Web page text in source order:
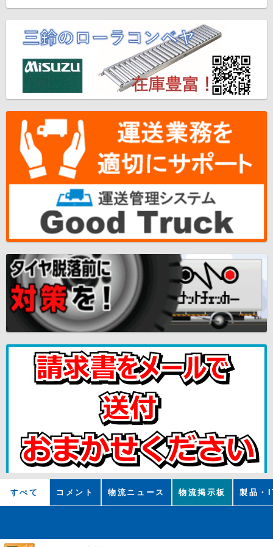
すべて コメント 物流ニュース 物流掲示板 製品・